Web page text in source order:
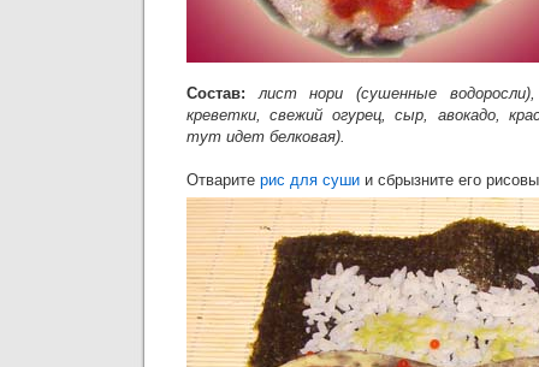
Состав:
лист нори (сушенные
креветки, свежий огурец, сыр, авокадо,
тут идет белковая).
Отварите рис для суши и сбрызните его